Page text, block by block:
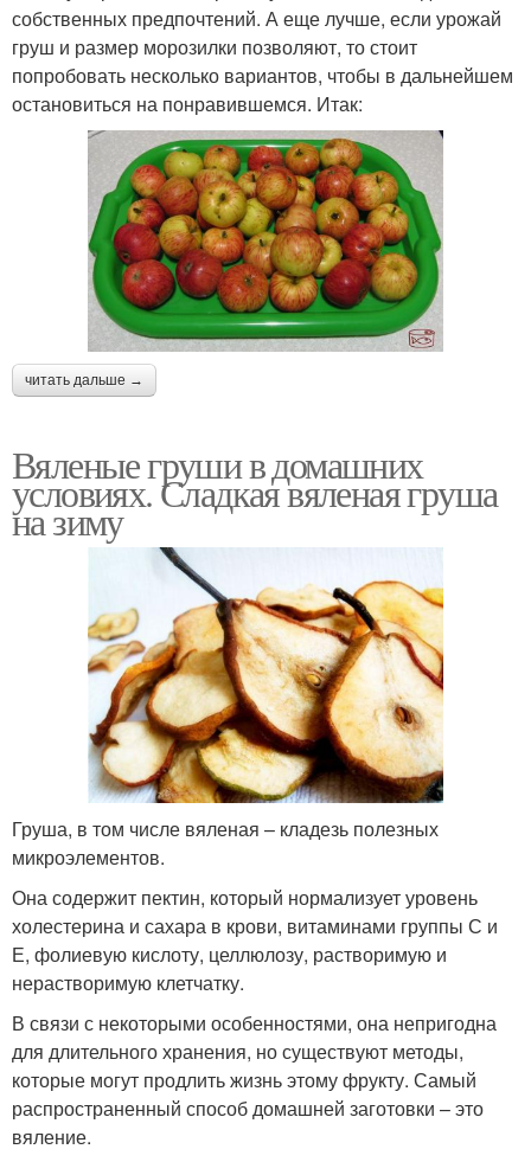
собственных предпочтений. А еще лучше, если урожай
груш и размер морозилки позволяют, то стоит
попробовать несколько вариантов, чтобы в дальнейшем
остановиться на понравившемся. Итак:
читать дальше →
Вяленые груши в домашних
условиях. Сладкая вяленая груша
на зиму
Груша, в том числе вяленая – кладезь полезных
микроэлементов.
Она содержит пектин, который нормализует уровень
холестерина и сахара в крови, витаминами группы С и
Е, фолиевую кислоту, целлюлозу, растворимую и
нерастворимую клетчатку.
В связи с некоторыми особенностями, она непригодна
для длительного хранения, но существуют методы,
которые могут продлить жизнь этому фрукту. Самый
распространенный способ домашней заготовки – это
вяление.